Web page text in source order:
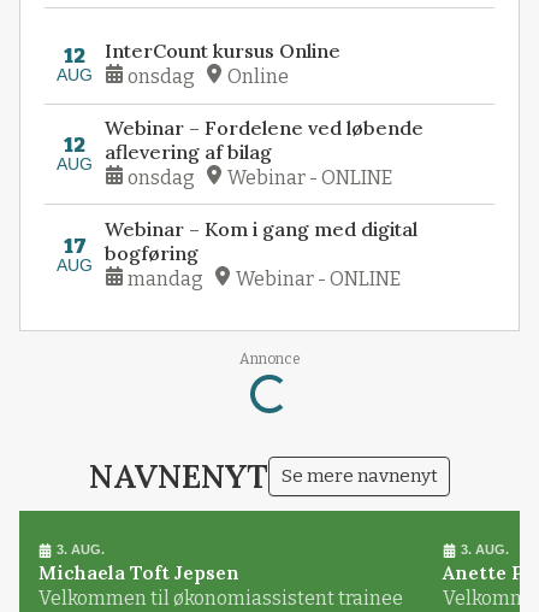
12
AUG
InterCount kursus Online
onsdag Online
12
AUG
Webinar – Fordelene ved løbende
aflevering af bilag
onsdag Webinar - ONLINE
17
AUG
Webinar – Kom i gang med digital
bogføring
mandag Webinar - ONLINE
Annonce
Loading...
NAVNENYT Se mere navnenyt
3. AUG.
Michaela Toft Jepsen
Velkommen til økonomiassistent trainee
3. AUG.
Anette